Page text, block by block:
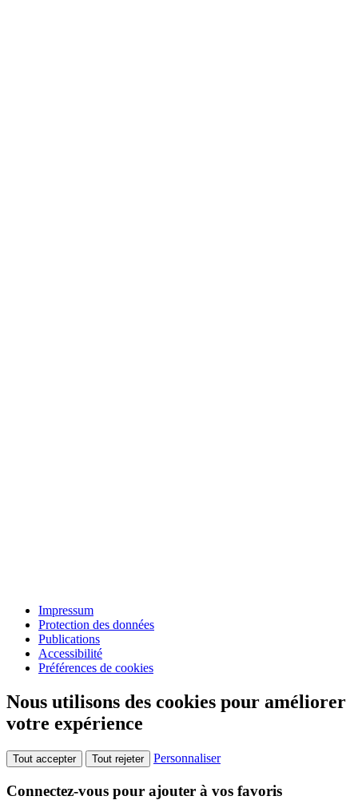
Impressum
Protection des données
Publications
Accessibilité
Préférences de cookies
Nous utilisons des cookies pour améliorer
votre expérience
Tout accepter Tout rejeter Personnaliser
Connectez-vous pour ajouter à vos favoris